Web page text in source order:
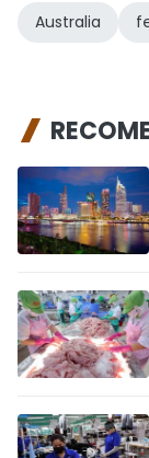
Australia